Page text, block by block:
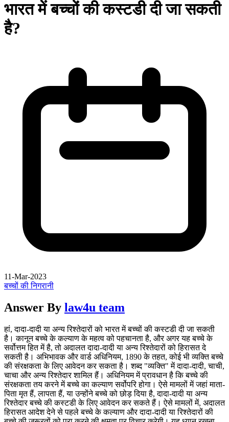
भारत में बच्चों की कस्टडी दी जा सकती
है?
11-Mar-2023
बच्चों की निगरानी
Answer By law4u team
हां, दादा-दादी या अन्य रिश्तेदारों को भारत में बच्चों की कस्टडी दी जा सकती
है। कानून बच्चे के कल्याण के महत्व को पहचानता है, और अगर यह बच्चे के
सर्वोत्तम हित में है, तो अदालत दादा-दादी या अन्य रिश्तेदारों को हिरासत दे
सकती है। अभिभावक और वार्ड अधिनियम, 1890 के तहत, कोई भी व्यक्ति बच्चे
की संरक्षकता के लिए आवेदन कर सकता है। शब्द "व्यक्ति" में दादा-दादी, चाची,
चाचा और अन्य रिश्तेदार शामिल हैं। अधिनियम में प्रावधान है कि बच्चे की
संरक्षकता तय करने में बच्चे का कल्याण सर्वोपरि होगा। ऐसे मामलों में जहां माता-
पिता मृत हैं, लापता हैं, या उन्होंने बच्चे को छोड़ दिया है, दादा-दादी या अन्य
रिश्तेदार बच्चे की कस्टडी के लिए आवेदन कर सकते हैं। ऐसे मामलों में, अदालत
हिरासत आदेश देने से पहले बच्चे के कल्याण और दादा-दादी या रिश्तेदारों की